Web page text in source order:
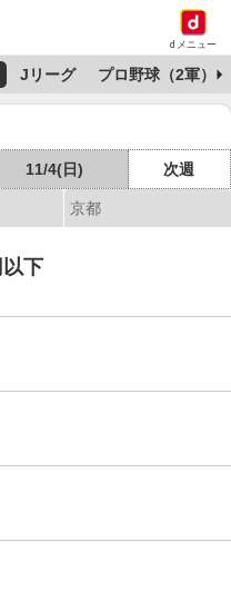
dメニュー
Jリーグ プロ野球（2軍）
11/4(日) 次週
京都
下